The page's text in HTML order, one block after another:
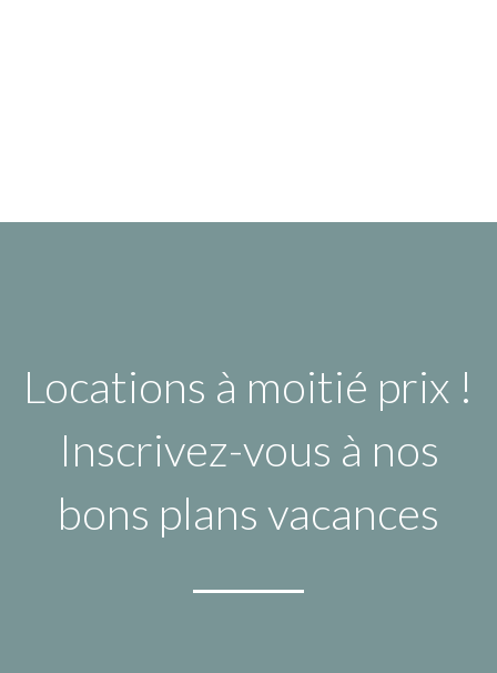
Locations à moitié prix !
Inscrivez-vous à nos
bons plans vacances